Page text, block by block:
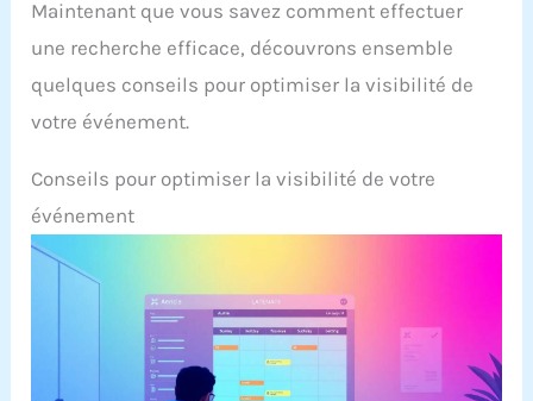
Maintenant que vous savez comment effectuer
une recherche efficace, découvrons ensemble
quelques conseils pour optimiser la visibilité de
votre événement.
Conseils pour optimiser la visibilité de votre
événement